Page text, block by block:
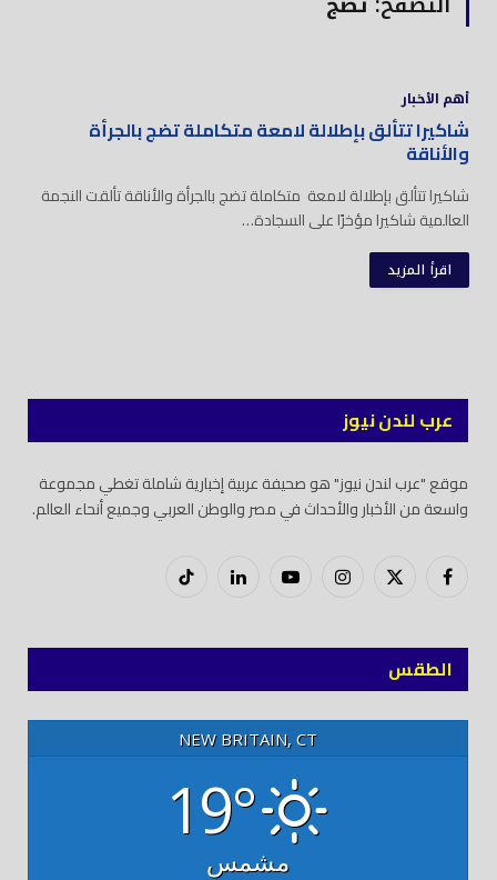
أهم الأخبار
شاكيرا تتألق بإطلالة لامعة متكاملة تضج بالجرأة
والأناقة
شاكيرا تتألق بإطلالة لامعة متكاملة تضج بالجرأة والأناقة تألقت النجمة
العالمية شاكيرا مؤخرًا على السجادة…
اقرأ المزيد
عرب لندن نيوز
موقع "عرب لندن نيوز" هو صحيفة عربية إخبارية شاملة تغطي مجموعة
واسعة من الأخبار والأحداث في مصر والوطن العربي وجميع أنحاء العالم.
فيسبوكX
إنستغراميوتيوب لينكدود
تيك
الطقس
NEW BRITAIN, CT
19°
مشمس